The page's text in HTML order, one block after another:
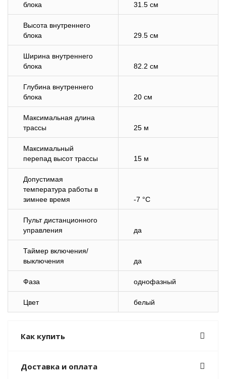
блока
31.5 см
Высота внутреннего
блока
29.5 см
Ширина внутреннего
блока
82.2 см
Глубина внутреннего
блока
20 см
Максимальная длина
трассы
25 м
Максимальный
перепад высот трассы
15 м
Допустимая
температура работы в
зимнее время
-7 °C
Пульт дистанционного
управления
да
Таймер включения/
выключения
да
Фаза однофазный
Цвет белый
Как купить
Доставка и оплата